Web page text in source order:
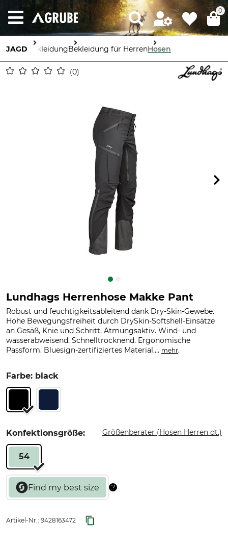
0
JAGD BekleidungBekleidung für HerrenHosen
0
Lundhags Herrenhose Makke Pant
Robust und feuchtigkeitsableitend dank Dry-Skin-Gewebe.
Hohe Bewegungsfreiheit durch DrySkin-Softshell-Einsätze
an Gesäß, Knie und Schritt. Atmungsaktiv. Wind- und
wasserabweisend. Schnelltrocknend. Ergonomische
Passform. Bluesign-zertifiziertes Material.... mehr.
Farbe: black
Konfektionsgröße: Größenberater (Hosen Herren dt.)
54
Artikel-Nr.: 9428163472